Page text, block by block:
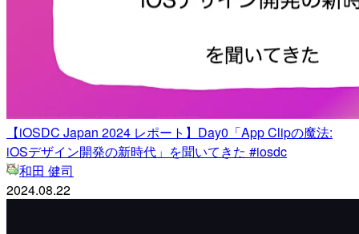
【iOSDC Japan 2024 レポート】Day0「App Clipの魔法:
iOSデザイン開発の新時代」を聞いてきた #iosdc
和田 健司
2024.08.22